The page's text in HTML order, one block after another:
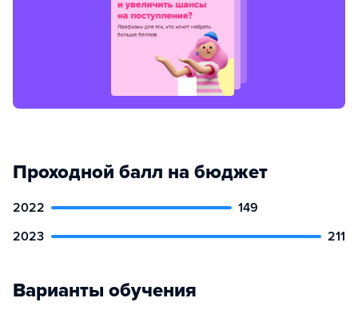
Проходной балл на бюджет
2022
149
2023
211
Варианты обучения